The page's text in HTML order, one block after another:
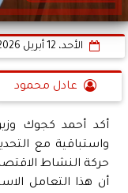
الأحد، 12 أبريل 2026
عادل محمود
أكد أحمد كجوك
واستباقية مع
حركة النشاط
أن هذا التعامل